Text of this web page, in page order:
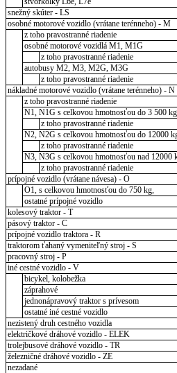
snežný skúter - LS
osobné motorové vozidlo (vrátane terénneho) - M
z toho pravostranné riadenie
osobné motorové vozidlá M1, M1G
z toho pravostranné riadenie
autobusy M2, M3, M2G, M3G
z toho pravostranné riadenie
nákladné motorové vozidlo (vrátane terénneho) - N
z toho pravostranné riadenie
N1, N1G s celkovou hmotnosťou do 3 500 kg
z toho pravostranné riadenie
N2, N2G s celkovou hmotnosťou do 12000
z toho pravostranné riadenie
N3, N3G s celkovou hmotnosťou nad 12000
z toho pravostranné riadenie
prípojné vozidlo (vrátane návesa) - O
O1, s celkovou hmotnosťou do 750 kg,
ostatné prípojné vozidlo
kolesový traktor - T
pásový traktor - C
prípojné vozidlo traktora - R
traktorom ťahaný vymeniteľný stroj - S
pracovný stroj - P
iné cestné vozidlo - V
bicykel, kolobežka
záprahové
jednonápravový traktor s prívesom
ostatné iné cestné vozidlo
nezistený druh cestného vozidla
električkové dráhové vozidlo - ELEK
trolejbusové dráhové vozidlo - TR
železničné dráhové vozidlo - ZE
nezadané